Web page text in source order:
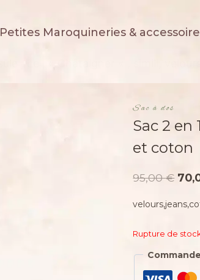
Petites Maroquineries & accessoire
Sac à dos
Sac 2 en
et coton
95,00€ Le
était :
Rupture de